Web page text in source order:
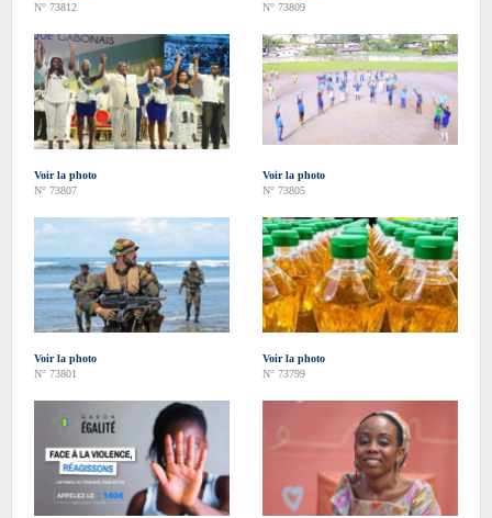
N° 73812
N° 73809
Voir la photo
N° 73807
Voir la photo
N° 73805
Voir la photo
N° 73801
Voir la photo
N° 73799